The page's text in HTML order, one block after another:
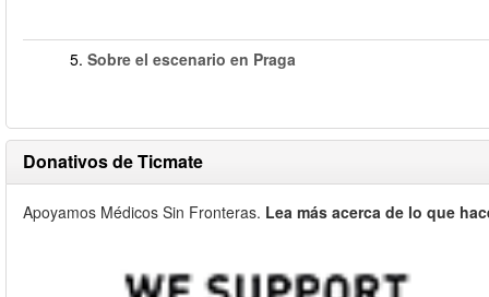
5. Sobre el escenario en Praga
Donativos de Ticmate
Apoyamos Médicos Sin Fronteras. Lea más acerca de lo que